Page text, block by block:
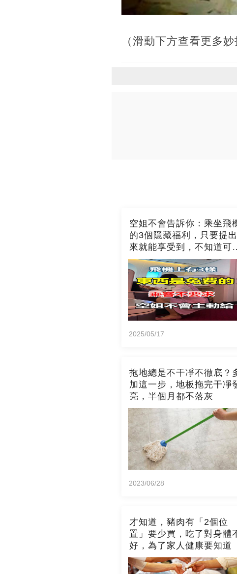
（滑動下方查看更多妙
空姐不會告訴你：乘坐飛
的3個隱藏福利，只要提出
來就能享受到，不知道可
吃虧了
2025/05/17
拖地總是不干凈不徹底？
加這一步，地板拖完干凈
亮，半個月都不落灰
2023/06/28
才知道，豬肉有「2個位
置」要少買，吃了對身體
好，為了家人健康要知道